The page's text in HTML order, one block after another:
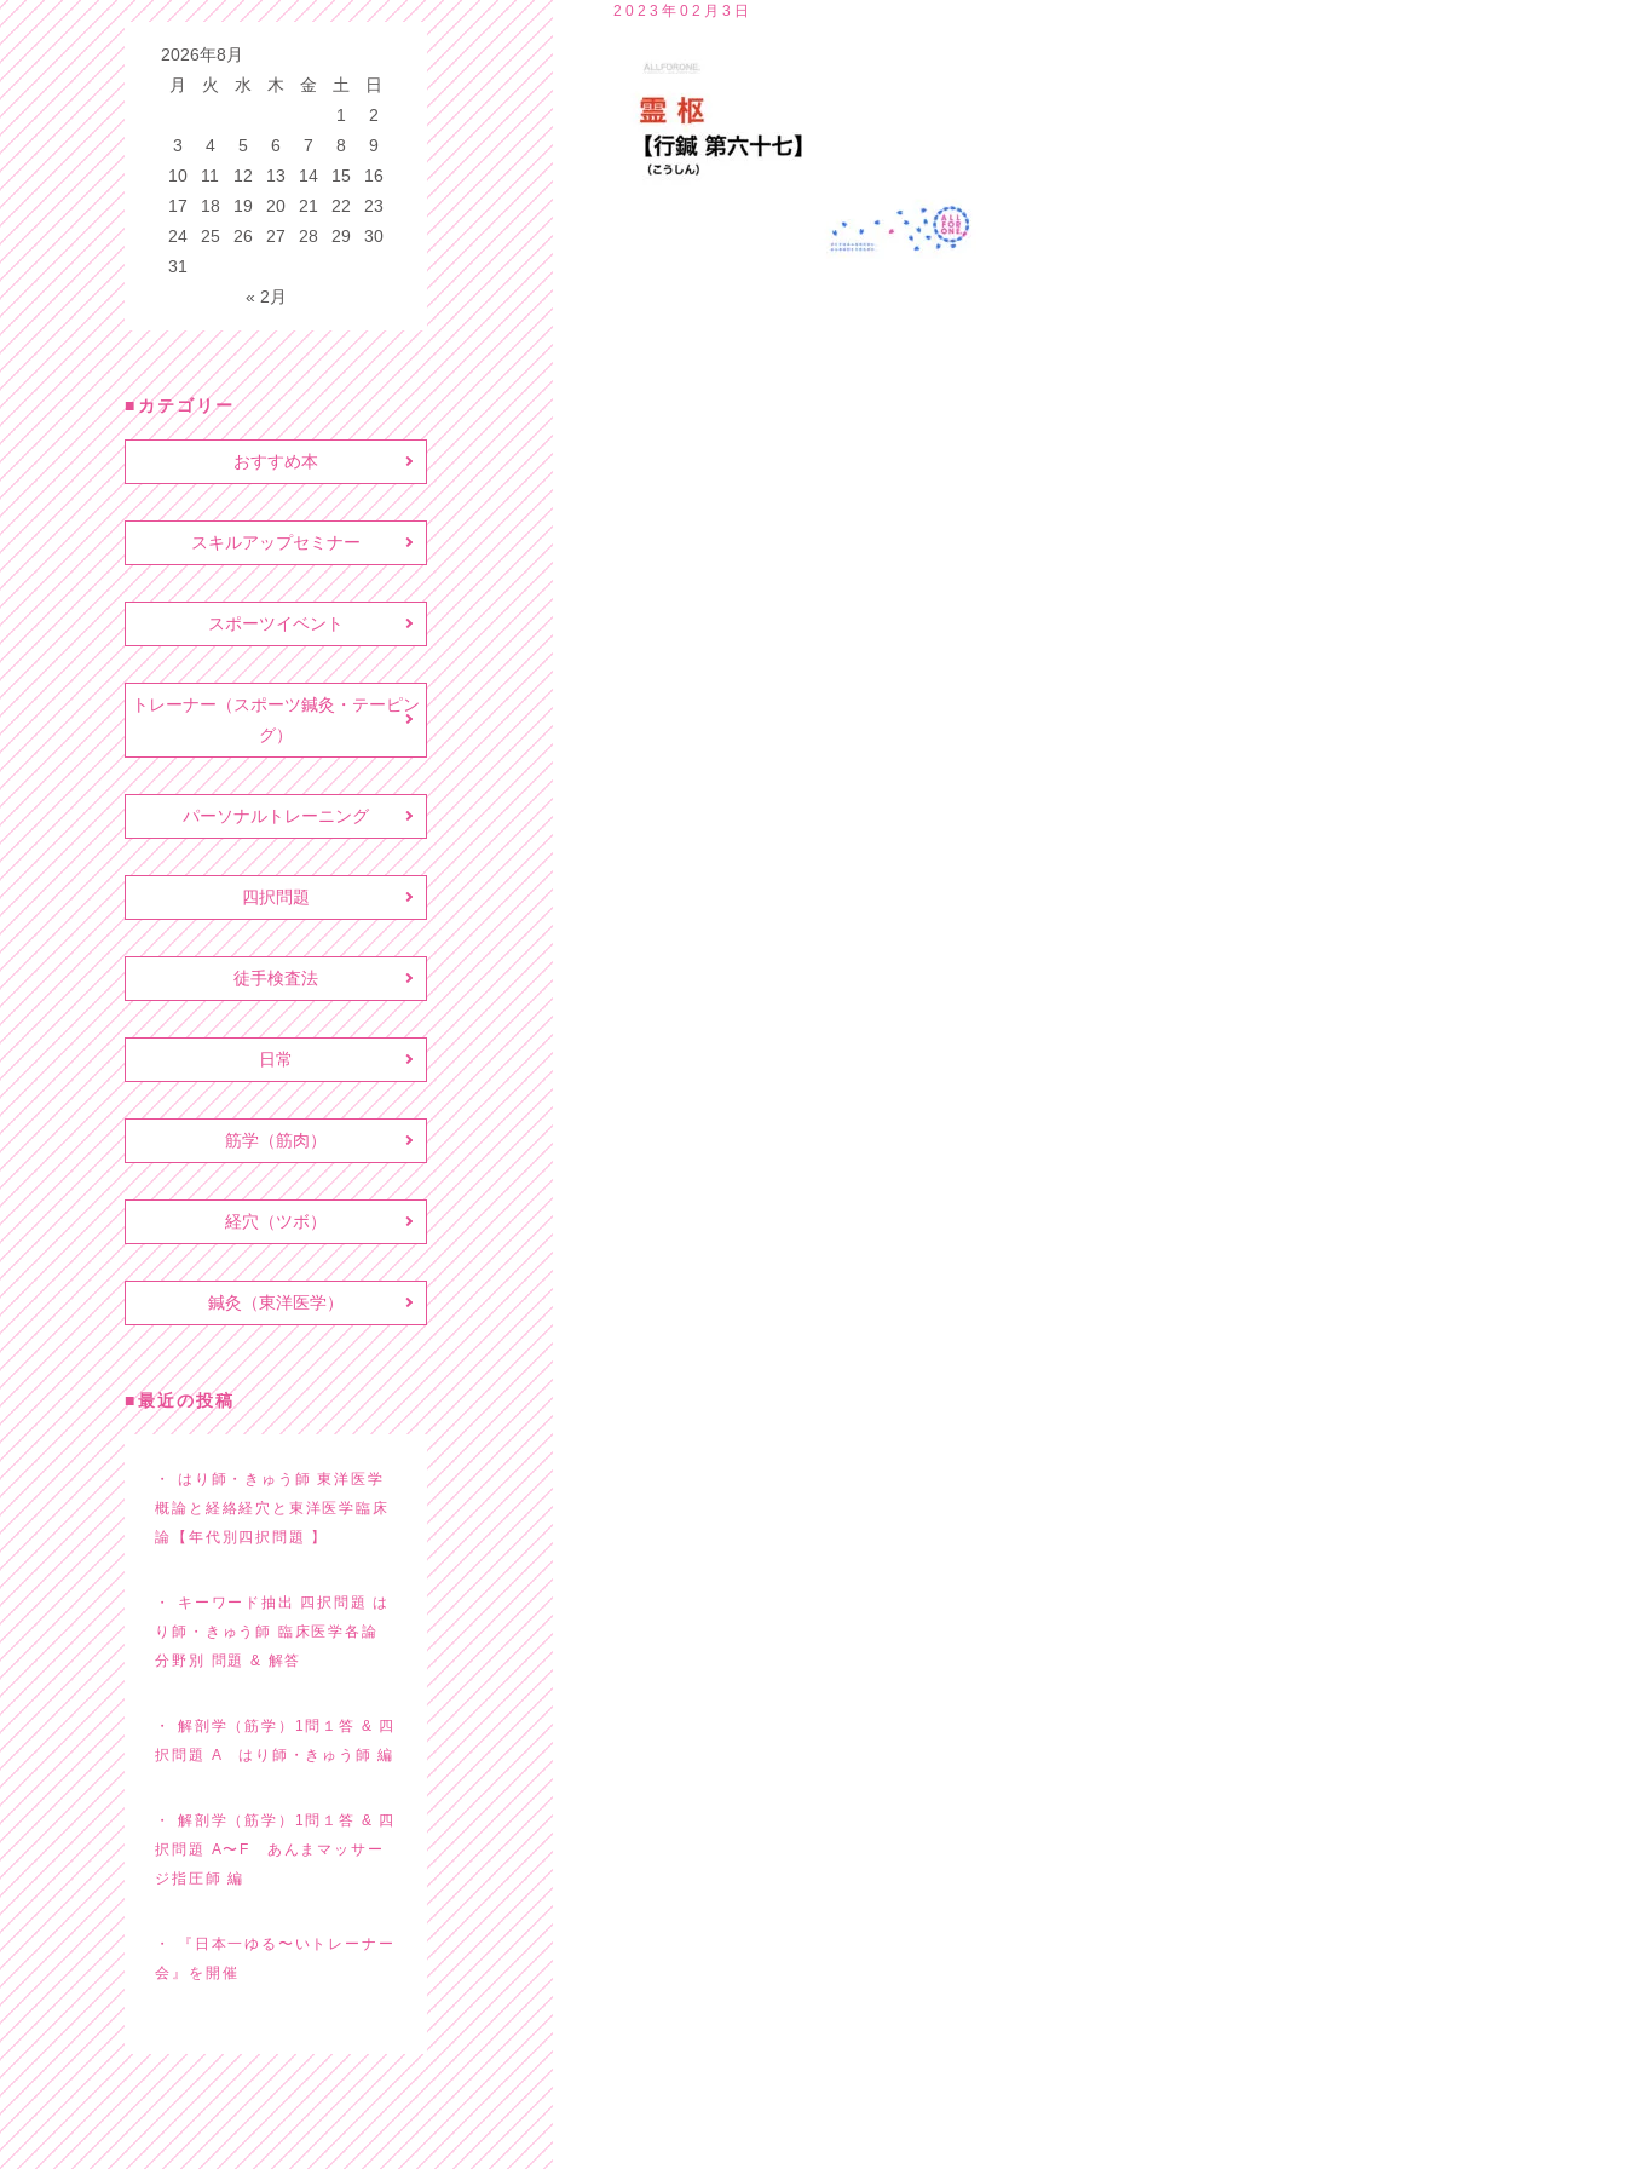
2023年02月3日
2026年8月
月
火 水 木 金 土
日
1
2
3
4 5 6 7 8
9
10
11 12 13 14 15
16
17
18 19 20 21 22
23
24
25 26 27 28 29
30
31
« 2月
カテゴリー
おすすめ本
スキルアップセミナー
スポーツイベント
トレーナー（スポーツ鍼灸・テーピン
グ）
パーソナルトレーニング
四択問題
徒手検査法
日常
筋学（筋肉）
経穴（ツボ）
鍼灸（東洋医学）
最近の投稿
はり師・きゅう師 東洋医学
概論と経絡経穴と東洋医学臨床
論【年代別四択問題 】
キーワード抽出 四択問題 は
り師・きゅう師 臨床医学各論
分野別 問題 & 解答
解剖学（筋学）1問１答 & 四
択問題 A はり師・きゅう師 編
解剖学（筋学）1問１答 & 四
択問題 A〜F あんまマッサー
ジ指圧師 編
『日本一ゆる〜いトレーナー
会』を開催